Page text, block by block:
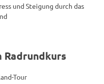
und Steigung durch das
Radrundkurs
Tour